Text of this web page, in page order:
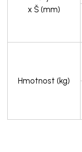
x Š (mm)
Hmotnost (kg)